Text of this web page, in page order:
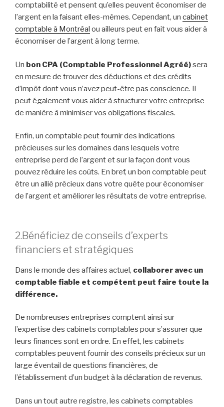
comptabilité et pensent qu’elles peuvent économiser de
l’argent en la faisant elles-mêmes. Cependant, un cabinet
comptable à Montréal ou ailleurs peut en fait vous aider à
économiser de l’argent à long terme.
Un bon CPA (Comptable Professionnel Agréé)sera
en mesure de trouver des déductions et des crédits
d’impôt dont vous n’avez peut-être pas conscience. Il
peut également vous aider à structurer votre entreprise
de manière à minimiser vos obligations fiscales.
Enfin, un comptable peut fournir des indications
précieuses sur les domaines dans lesquels votre
entreprise perd de l’argent et sur la façon dont vous
pouvez réduire les coûts. En bref, un bon comptable peut
être un allié précieux dans votre quête pour économiser
de l’argent et améliorer les résultats de votre entreprise.
2.Bénéficiez de conseils d’experts
financiers et stratégiques
Dans le monde des affaires actuel, collaborer avec un
comptable fiable et compétent peut faire toute la
différence.
De nombreuses entreprises comptent ainsi sur
l’expertise des cabinets comptables pour s’assurer que
leurs finances sont en ordre. En effet, les cabinets
comptables peuvent fournir des conseils précieux sur un
large éventail de questions financières, de
l’établissement d’un budget à la déclaration de revenus.
Dans un tout autre registre, les cabinets comptables